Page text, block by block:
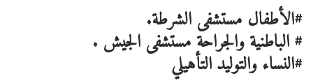
#الأطفال مستشفى الشرطة.
# الباطنية والجراحة مستشفى الجيش .
#النساء والتوليد التأهيلي